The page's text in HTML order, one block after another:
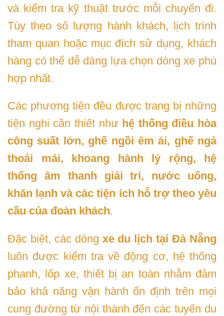
và kiểm tra kỹ thuật trước mỗi chuyến đi.
Tùy theo số lượng hành khách, lịch trình
tham quan hoặc mục đích sử dụng, khách
hàng có thể dễ dàng lựa chọn dòng xe phù
hợp nhất.
Các phương tiện đều được trang bị những
tiện nghi cần thiết như hệ thống điều hòa
công suất lớn, ghế ngồi êm ái, ghế ngả
thoải mái, khoang hành lý rộng, hệ
thống âm thanh giải trí, nước uống,
khăn lạnh và các tiện ích hỗ trợ theo yêu
cầu của đoàn khách.
Đặc biệt, các dòng xe du lịch tại Đà Nẵng
luôn được kiểm tra về động cơ, hệ thống
phanh, lốp xe, thiết bị an toàn nhằm đảm
bảo khả năng vận hành ổn định trên mọi
cung đường từ nội thành đến các tuyến du